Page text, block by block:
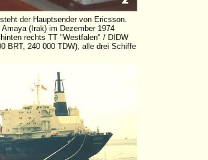
der Hauptsender von Ericsson.
(Irak) im Dezember 1974
rechts TT "Westfalen" / DIDW
BRT, 240 000 TDW), alle drei Schiffe